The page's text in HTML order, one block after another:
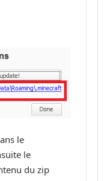
le
le
du zip